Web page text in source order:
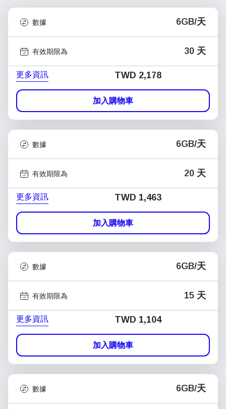
數據 6GB/天
有效期限為 30 天
更多資訊 TWD 2,178
加入購物車
數據 6GB/天
有效期限為 20 天
更多資訊 TWD 1,463
加入購物車
數據 6GB/天
有效期限為 15 天
更多資訊 TWD 1,104
加入購物車
數據 6GB/天